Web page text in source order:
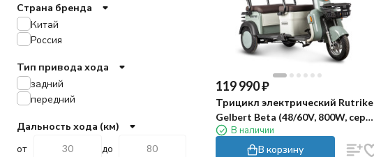
119 990₽
Трицикл электрический Rutrike
Gelbert Beta (48/60V, 800W, серо-
белый)
В наличии
В корзину
Страна бренда
Китай
Россия
Тип привода хода
задний
передний
Дальность хода (км)
от
до